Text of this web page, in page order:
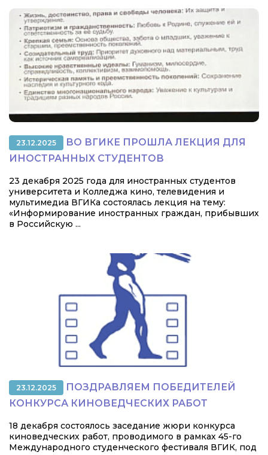
23.12.2025
ВО ВГИКЕ ПРОШЛА ЛЕКЦИЯ ДЛЯ
ИНОСТРАННЫХ СТУДЕНТОВ
23 декабря 2025 года для иностранных студентов
университета и Колледжа кино, телевидения и
мультимедиа ВГИКа состоялась лекция на тему:
«Информирование иностранных граждан, прибывших
в Российскую ...
23.12.2025
ПОЗДРАВЛЯЕМ ПОБЕДИТЕЛЕЙ
КОНКУРСА КИНОВЕДЧЕСКИХ РАБОТ
18 декабря состоялось заседание жюри конкурса
киноведческих работ, проводимого в рамках 45-го
Международного студенческого фестиваля ВГИК, под